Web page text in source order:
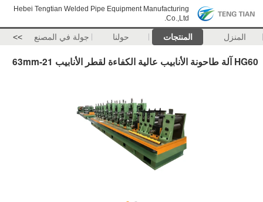
Hebei Tengtian Welded Pipe Equipment Manufacturing
Co.,Ltd.
المنزل المنتجات حولنا جولة في المصنع >>
HG60 آلة طاحونة الأنابيب عالية الكفاءة لقطر الأنابيب 21-63mm